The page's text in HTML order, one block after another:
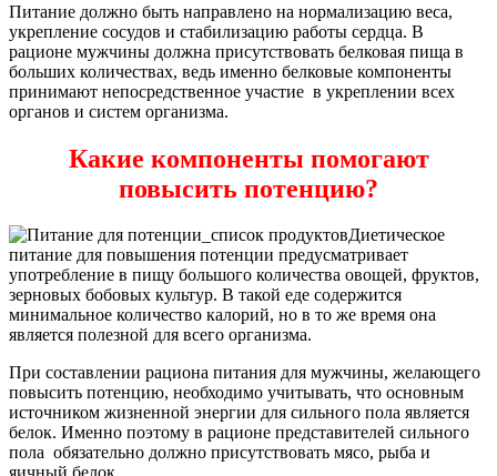
Питание должно быть направлено на нормализацию веса,
укрепление сосудов и стабилизацию работы сердца. В
рационе мужчины должна присутствовать белковая пища в
больших количествах, ведь именно белковые компоненты
принимают непосредственное участие в укреплении всех
органов и систем организма.
Какие компоненты помогают
повысить потенцию?
Диетическое
питание для повышения потенции предусматривает
употребление в пищу большого количества овощей, фруктов,
зерновых бобовых культур. В такой еде содержится
минимальное количество калорий, но в то же время она
является полезной для всего организма.
При составлении рациона питания для мужчины, желающего
повысить потенцию, необходимо учитывать, что основным
источником жизненной энергии для сильного пола является
белок. Именно поэтому в рационе представителей сильного
пола обязательно должно присутствовать мясо, рыба и